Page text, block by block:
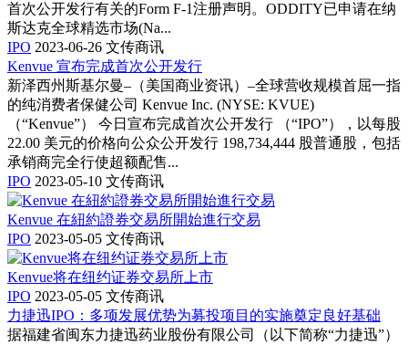
首次公开发行有关的Form F-1注册声明。ODDITY已申请在纳
斯达克全球精选市场(Na...
IPO 2023-06-26 文传商讯
Kenvue 宣布完成首次公开发行
新泽西州斯基尔曼–（美国商业资讯）–全球营收规模首屈一指
的纯消费者保健公司 Kenvue Inc. (NYSE: KVUE)
（“Kenvue”） 今日宣布完成首次公开发行 （“IPO”），以每股
22.00 美元的价格向公众公开发行 198,734,444 股普通股，包括
承销商完全行使超额配售...
IPO 2023-05-10 文传商讯
Kenvue 在紐約證券交易所開始進行交易
IPO 2023-05-05 文传商讯
Kenvue将在纽约证券交易所上市
IPO 2023-05-05 文传商讯
力捷迅IPO：多项发展优势为募投项目的实施奠定良好基础
据福建省闽东力捷迅药业股份有限公司（以下简称“力捷迅”）